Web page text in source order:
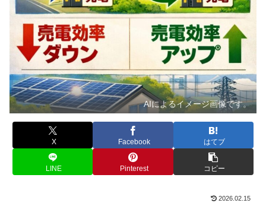
AIによるイメージ画像です。
X Facebook はてブ
LINE Pinterest コピー
2026.02.15